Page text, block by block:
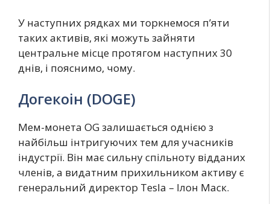
У наступних рядках ми торкнемося п’яти
таких активів, які можуть зайняти
центральне місце протягом наступних 30
днів, і пояснимо, чому.
Догекоін (DOGE)
Мем-монета OG залишається однією з
найбільш інтригуючих тем для учасників
індустрії. Він має сильну спільноту відданих
членів, а видатним прихильником активу є
генеральний директор Tesla – Ілон Маск.